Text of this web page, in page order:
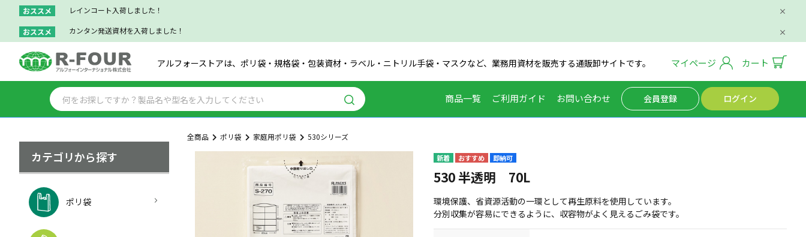
おススメ レインコート入荷しました！
おススメ カンタン発送資材を入荷しました！
アルフォーストアは、ポリ袋・規格袋・包装資材・ラベル・ニトリル手袋・マスクなど、業務用資材を販売する通販卸サイトです。 マイページ カート
商品一覧 ご利用ガイド お問い合わせ 会員登録 ログイン
全商品 ポリ袋 家庭用ポリ袋 530シリーズ
即納可
530 半透明 70L
環境保護、省資源活動の一環として再生原料を使用しています。
分別収集が容易にできるように、収容物がよく見えるごみ袋です。
カテゴリから探す
ポリ袋